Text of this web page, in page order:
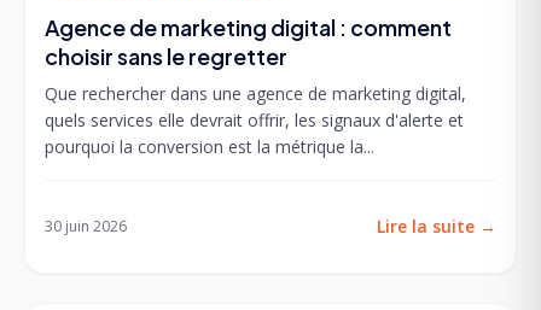
Agence de marketing digital : comment
choisir sans le regretter
Que rechercher dans une agence de marketing digital,
quels services elle devrait offrir, les signaux d'alerte et
pourquoi la conversion est la métrique la...
30 juin 2026 Lire la suite →